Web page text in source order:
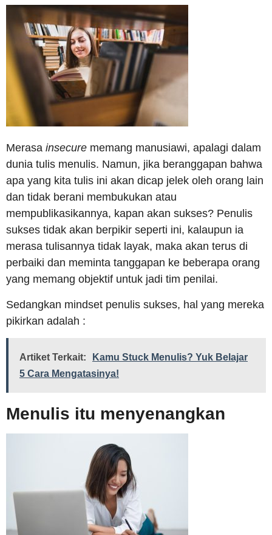
Merasa insecure memang manusiawi, apalagi dalam
dunia tulis menulis. Namun, jika beranggapan bahwa
apa yang kita tulis ini akan dicap jelek oleh orang lain
dan tidak berani membukukan atau
mempublikasikannya, kapan akan sukses? Penulis
sukses tidak akan berpikir seperti ini, kalaupun ia
merasa tulisannya tidak layak, maka akan terus di
perbaiki dan meminta tanggapan ke beberapa orang
yang memang objektif untuk jadi tim penilai.
Sedangkan mindset penulis sukses, hal yang mereka
pikirkan adalah :
Artiket Terkait:
Kamu Stuck Menulis? Yuk Belajar
5 Cara Mengatasinya!
Menulis itu menyenangkan